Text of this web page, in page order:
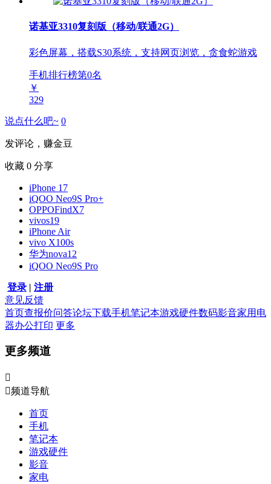
诺基亚3310复刻版（移动/联通2G）
彩色屏幕，搭载S30系统，支持网页浏览，贪食蛇游戏
手机排行榜第0名
￥
329
说点什么吧~ 0
发评论，赚金豆
收藏 0 分享
iPhone 17
iQOO Neo9S Pro+
OPPOFindX7
vivos19
iPhone Air
vivo X100s
华为nova12
iQOO Neo9S Pro
登录 | 注册
意见反馈
首页查报价问答论坛下载手机笔记本游戏硬件数码影音家用电
器办公打印 更多
更多频道

频道导航
首页
手机
笔记本
游戏硬件
影音
家电